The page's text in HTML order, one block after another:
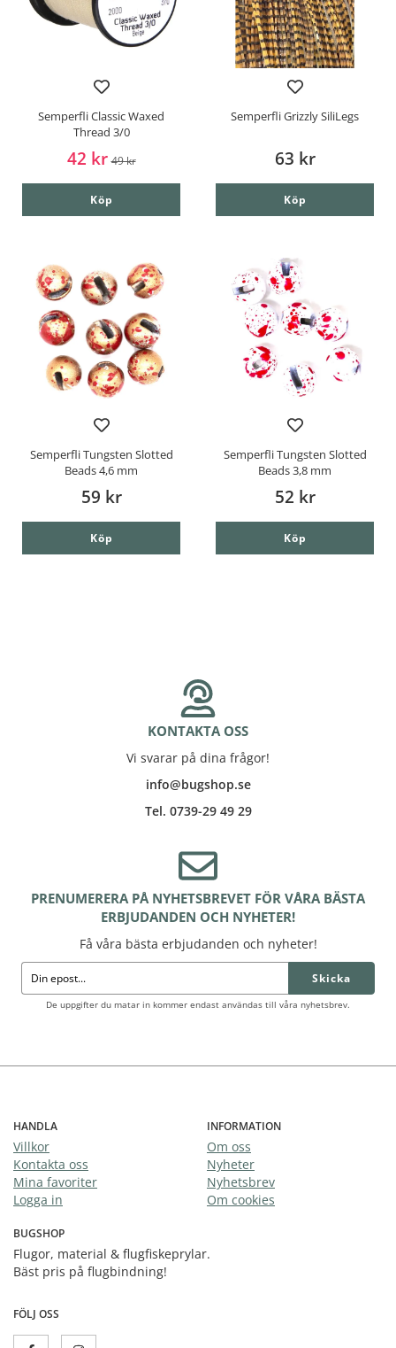
Semperfli Classic Waxed
Thread 3/0
42 kr 49 kr
Köp
Semperfli Grizzly SiliLegs
63 kr
Köp
Semperfli Tungsten Slotted
Beads 4,6 mm
59 kr
Köp
Semperfli Tungsten Slotted
Beads 3,8 mm
52 kr
Köp
KONTAKTA OSS
Vi svarar på dina frågor!
info@bugshop.se
Tel. 0739-29 49 29
PRENUMERERA PÅ NYHETSBREVET FÖR VÅRA BÄSTA
ERBJUDANDEN OCH NYHETER!
Få våra bästa erbjudanden och nyheter!
Skicka
De uppgifter du matar in kommer endast användas till våra nyhetsbrev.
HANDLA
Villkor
Kontakta oss
Mina favoriter
Logga in
INFORMATION
Om oss
Nyheter
Nyhetsbrev
Om cookies
BUGSHOP
Flugor, material & flugfiskeprylar.
Bäst pris på flugbindning!
FÖLJ OSS